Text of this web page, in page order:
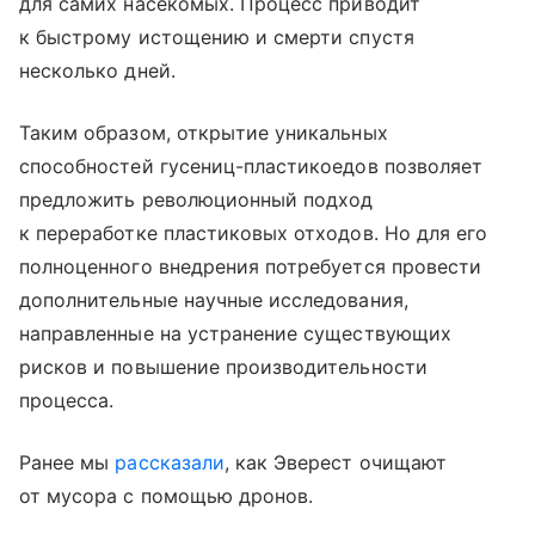
к быстрому истощению и смерти спустя
несколько дней.
Таким образом, открытие уникальных
способностей гусениц-пластикоедов позволяет
предложить революционный подход
к переработке пластиковых отходов. Но для его
полноценного внедрения потребуется провести
дополнительные научные исследования,
направленные на устранение существующих
рисков и повышение производительности
процесса.
Ранее мы рассказали, как Эверест очищают
от мусора с помощью дронов.